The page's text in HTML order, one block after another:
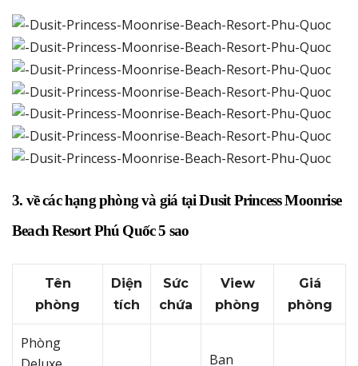
3. về các hạng phòng và giá tại Dusit Princess Moonrise
Beach Resort Phú Quốc 5 sao
Tên
phòng
Diện
tích
Sức
chứa
View
phòng
Giá
phòng
Phòng
Ban